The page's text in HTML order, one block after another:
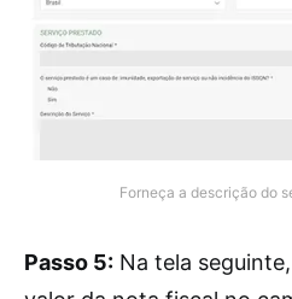
Forneça a descrição do
Passo 5: Na tela